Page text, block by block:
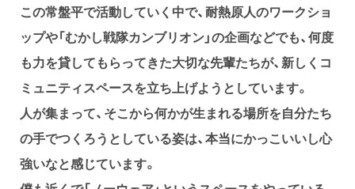
この常盤平で活動していく中で、耐熱原人のワークショ
ップや「むかし戦隊カンブリオン」の企画などでも、何度
も力を貸してもらってきた大切な先輩たちが、新しくコ
ミュニティスペースを立ち上げようとしています。
人が集まって、そこから何かが生まれる場所を自分たち
の手でつくろうとしている姿は、本当にかっこいいし心
強いなと感じています。